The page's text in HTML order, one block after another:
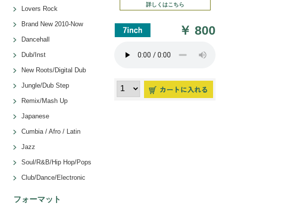
詳しくはこちら
￥800
Lovers Rock
Brand New 2010-Now
Dancehall
Dub/Inst
New Roots/Digital Dub
Jungle/Dub Step
Remix/Mash Up
Japanese
Cumbia / Afro / Latin
Jazz
Soul/R&B/Hip Hop/Pops
Club/Dance/Electronic
フォーマット